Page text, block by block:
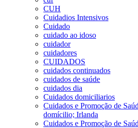
CUH
Cuidadios Intensivos
Cuidado
cuidado ao idoso
cuidador
cuidadores
CUIDADOS
cuidados continuados
cuidados de saúde
cuidados dia
Cuidados domiciliarios
Cuidados e Promoção de
domícilio; Irlanda
Cuidados e Promoção de